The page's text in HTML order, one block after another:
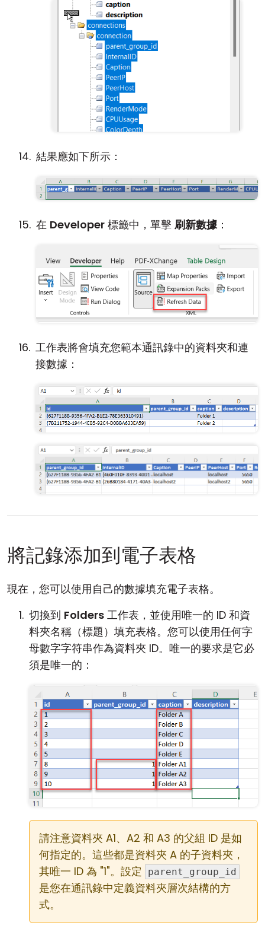
結果應如下所示：
在 Developer 標籤中，單擊 刷新數據：
工作表將會填充您範本通訊錄中的資料夾和連
接數據：
將記錄添加到電子表格
現在，您可以使用自己的數據填充電子表格。
切換到 Folders 工作表，並使用唯一的 ID 和資
料夾名稱（標題）填充表格。您可以使用任何字
母數字字符串作為資料夾 ID。唯一的要求是它必
須是唯一的：
請注意資料夾 A1、A2 和 A3 的父組 ID 是如
何指定的。這些都是資料夾 A 的子資料夾，
其唯一 ID 為 "1"。設定
parent_group_id
是您在通訊錄中定義資料夾層次結構的方
式。